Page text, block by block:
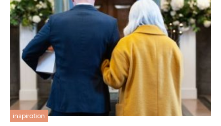
inspiration